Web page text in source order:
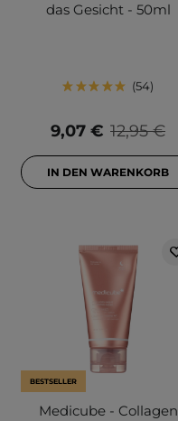
das Gesicht - 50ml
54
12,95 €
9,07 €
IN DEN WARENKORB
BESTSELLER
Medicube - Collagen